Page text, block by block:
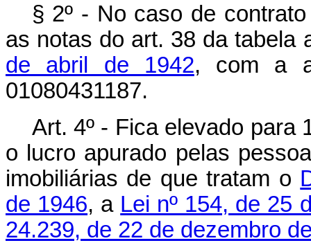
§ 2º - No caso de
as notas do art. 38 da tabela
de abril de 1942, com a
01080431187.
Art. 4º - Fica elevado para
o lucro apurado pelas
imobiliárias de que tratam o
de 1946, a Lei nº 154, de 25
24.239, de 22 de dezembro